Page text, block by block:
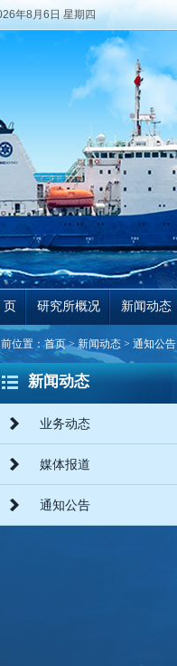
年8月6日 星期四
页 研究所概况 新闻动态
位置：首页>新闻动态 > 通知公告
新闻动态
业务动态
媒体报道
通知公告